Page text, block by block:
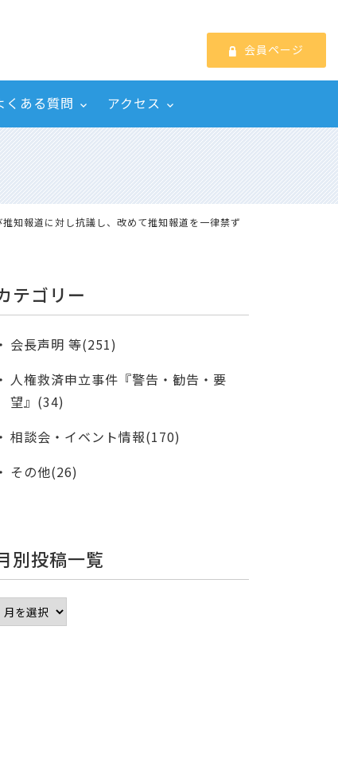
会員ページ
くある質問 アクセス
知報道に対し抗議し、改めて推知報道を一律禁ず
テゴリー
会長声明 等(251)
人権救済申立事件『警告・勧告・要
望』(34)
相談会・イベント情報(170)
その他(26)
別投稿一覧